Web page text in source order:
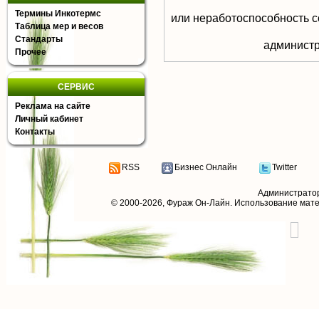
Термины Инкотермс
Таблица мер и весов
Стандарты
Прочее
СЕРВИС
Реклама на сайте
Личный кабинет
Контакты
или неработоспособность
RSS Бизнес Онлайн Twitter
© 2000-2026, Фураж Он-Лайн. Использование